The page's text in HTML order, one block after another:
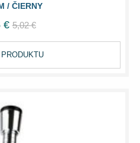
/ ČIERNY
€ 5,02 €